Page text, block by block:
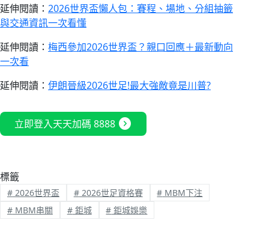
延伸閱讀： 2026世界盃懶人包：賽程、場地、分組抽籤
與交通資訊一次看懂
延伸閱讀： 梅西參加2026世界盃？親口回應＋最新動向
一次看
延伸閱讀： 伊朗晉級2026世足!最大強敵竟是川普?
立即登入天天加碼 8888 expand_circle_right
標籤
#2026世界盃 #2026世足資格賽 # MBM下注
#MBM串關 #鉅城 # 鉅城娛樂